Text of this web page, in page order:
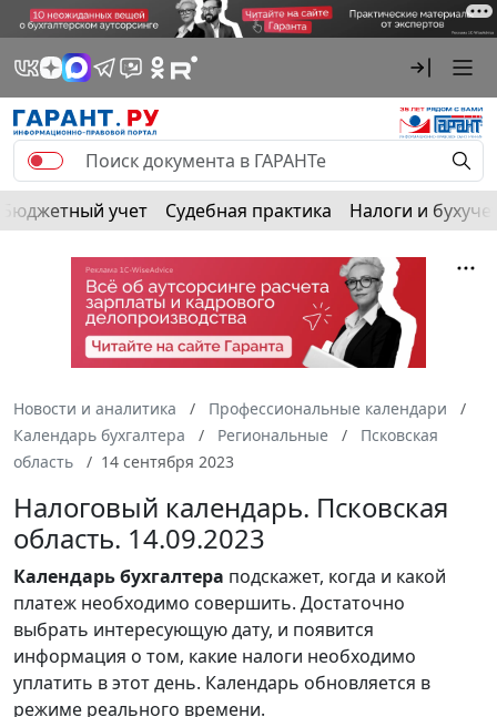
Бюджетный учет Судебная практика Налоги и
Новости и аналитика
Профессиональные календари
Календарь бухгалтера
Региональные
Псковская
область
14 сентября 2023
Налоговый календарь. Псковская
область. 14.09.2023
Календарьбухгалтера подскажет, когда и какой
платеж необходимо совершить. Достаточно
выбрать интересующую дату, и появится
информация о том, какие налоги необходимо
уплатить в этот день. Календарь обновляется в
режиме реального времени.